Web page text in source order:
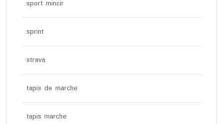
sport mincir
sprint
strava
tapis de marche
tapis marche